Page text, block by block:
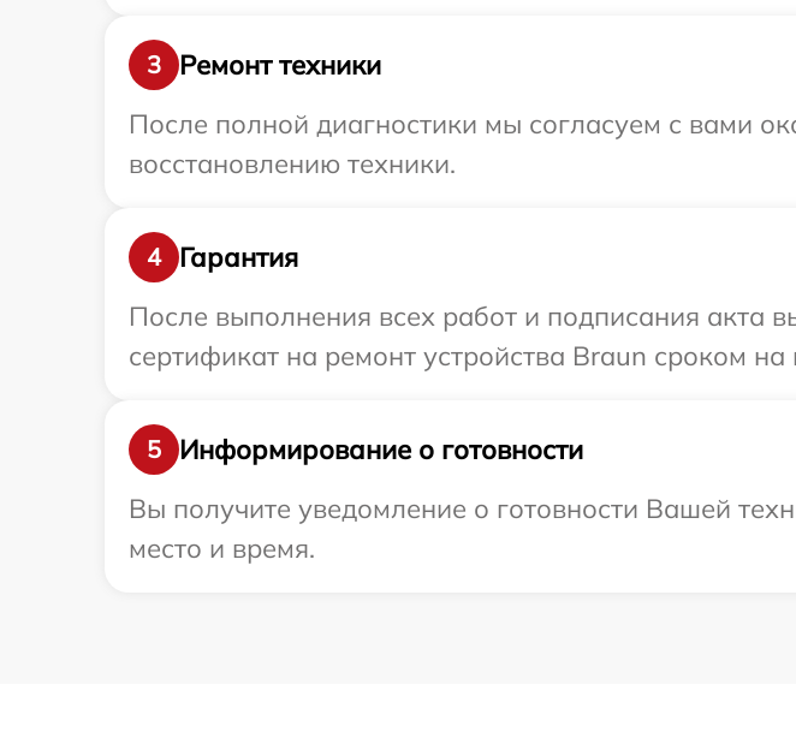
3
Ремонт техники
После полной диагностики мы согласуем с вами
восстановлению техники.
4
Гарантия
После выполнения всех работ и подписания
сертификат на ремонт устройства Braun сроком
5
Информирование о готовности
Вы получите уведомление о готовности Вашей
место и время.